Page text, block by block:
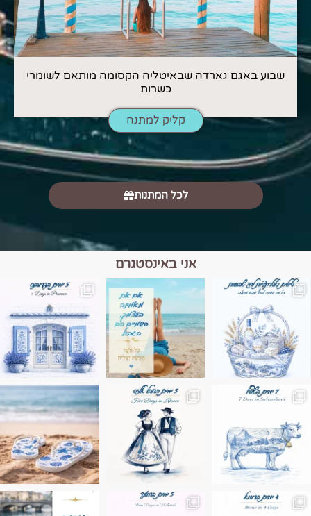
שבוע באגם גארדה שבאיטליה הקסומה מותאם לשומרי
כשרות
קליק למתנה
לכל המתנות
אני באינסטגרם
הם הגבול 💙🩵
בחבל אלזס צרפת
בחופשה שבו הכל נהיה פשוט יותר. החול, הי
Instagram post
Instagram post 17994326828955248